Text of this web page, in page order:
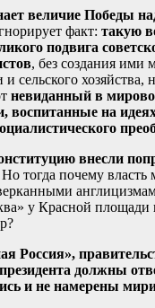
величие Победы
факт: такую
подвига
, без создания ими
сельского хозяйства,
невиданный в
воспитанные на
внесли
Но тогда почему власть
у Красной площади
Россия»,
должны
и не намерены